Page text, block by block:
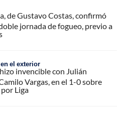
de Gustavo Costas, confirmó
jornada de fogueo, previo a
el exterior
invencible con Julián
Vargas, en el 1-0 sobre
Liga